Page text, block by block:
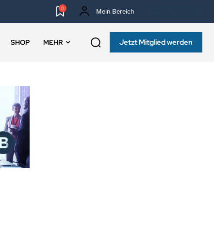
0 Mein Bereich
SHOP MEHR Jetzt Mitglied werden